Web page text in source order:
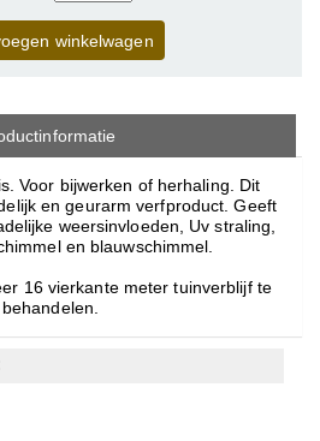
winkelwagen
Voor bijwerken of herhaling. Dit
en geurarm verfproduct. Geeft
weersinvloeden, Uv straling,
en blauwschimmel.
16 vierkante meter tuinverblijf te
behandelen.